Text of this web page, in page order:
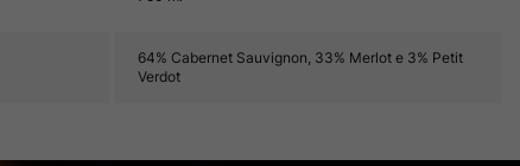
64% Cabernet Sauvignon, 33% Merlot e 3% Petit
Verdot